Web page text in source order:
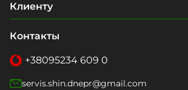
Клиенту
Контакты
+38095234 609 0
servis.shin.dnepr@gmail.com